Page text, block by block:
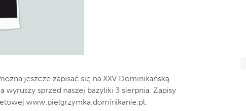
jeszcze zapisać się na XXV Dominikańską
wyruszy sprzed naszej bazyliki 3 sierpnia. Zapisy
www.pielgrzymka.dominikanie.pl.